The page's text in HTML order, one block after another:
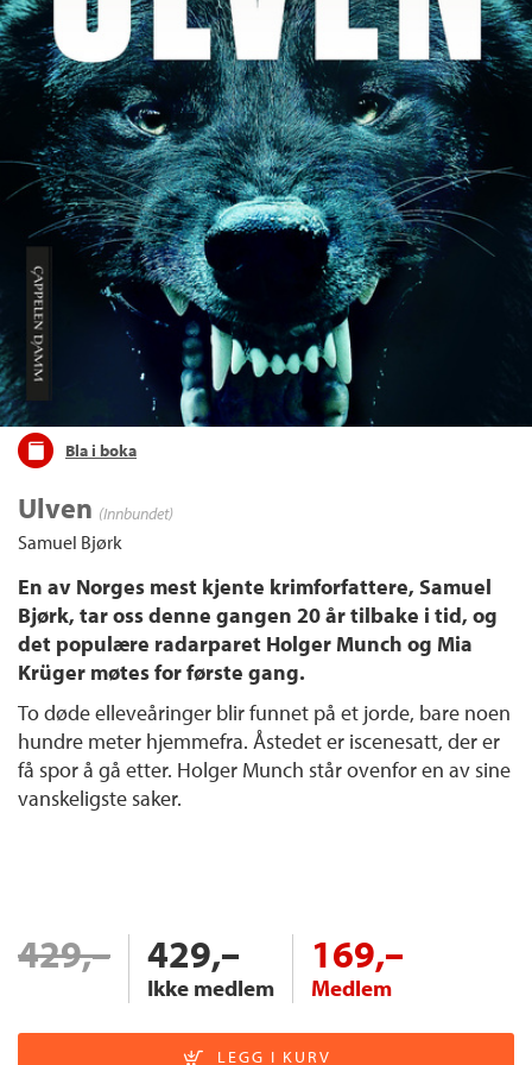
Bla i boka
Ulven (Innbundet)
Samuel Bjørk
En av Norges mest kjente krimforfattere, Samuel
Bjørk, tar oss denne gangen 20 år tilbake i tid, og
det populære radarparet Holger Munch og Mia
Krüger møtes for første gang.
To døde elleveåringer blir funnet på et jorde, bare noen
hundre meter hjemmefra. Åstedet er iscenesatt, der er
få spor å gå etter. Holger Munch står ovenfor en av sine
vanskeligste saker.
429,– 429,–
Ikke medlem
169,–
Medlem